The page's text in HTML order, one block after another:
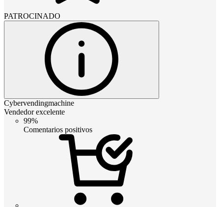
PATROCINADO
Cybervendingmachine
Vendedor excelente
99%
Comentarios positivos